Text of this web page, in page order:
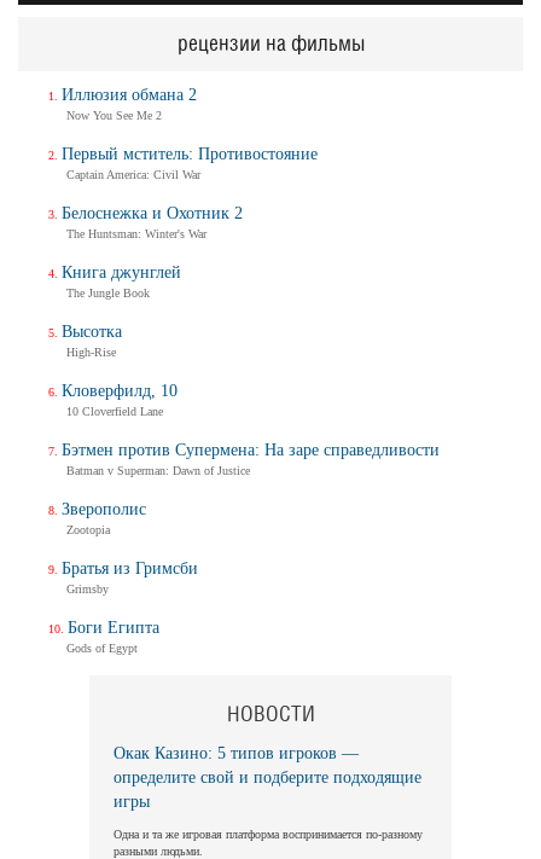
рецензии на фильмы
Иллюзия обмана 2
Now You See Me 2
Первый мститель: Противостояние
Captain America: Civil War
Белоснежка и Охотник 2
The Huntsman: Winter's War
Книга джунглей
The Jungle Book
Высотка
High-Rise
Кловерфилд, 10
10 Cloverfield Lane
Бэтмен против Супермена: На заре справедливости
Batman v Superman: Dawn of Justice
Зверополис
Zootopia
Братья из Гримсби
Grimsby
Боги Египта
Gods of Egypt
НОВОСТИ
Окак Казино: 5 типов игроков —
определите свой и подберите подходящие
игры
Одна и та же игровая платформа воспринимается по-разному
разными людьми.